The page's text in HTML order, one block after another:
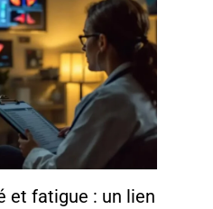
et fatigue : un lien